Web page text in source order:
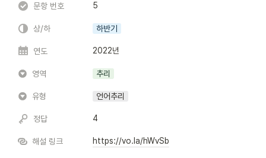
문항 번호 5
상/하 하반기
연도 2022년
영역 추리
유형 언어추리
정답 4
해설 링크 https://vo.la/hWvSb